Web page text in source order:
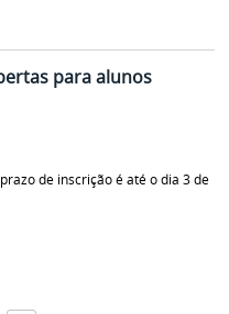
para alunos
de inscrição é até o dia 3 de